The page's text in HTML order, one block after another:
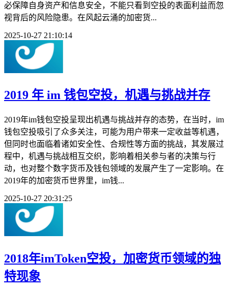
必保障自身资产和信息安全，不能只看到空投的表面利益而忽
视背后的风险隐患。在风起云涌的加密货...
2025-10-27 21:10:14
2019 年 im 钱包空投，机遇与挑战并存
2019年im钱包空投呈现出机遇与挑战并存的态势，在当时，im
钱包空投吸引了众多关注，可能为用户带来一定收益等机遇，
但同时也面临着诸如安全性、合规性等方面的挑战，其发展过
程中，机遇与挑战相互交织，影响着相关参与者的决策与行
动，也对整个数字货币及钱包领域的发展产生了一定影响。在
2019年的加密货币世界里，im钱...
2025-10-27 20:31:25
2018年imToken空投，加密货币领域的独
特现象